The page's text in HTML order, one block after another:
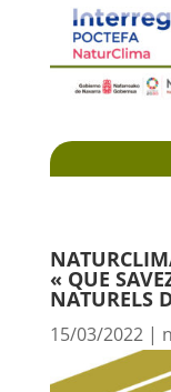
« QUE
NATURELS
15/03/2022|